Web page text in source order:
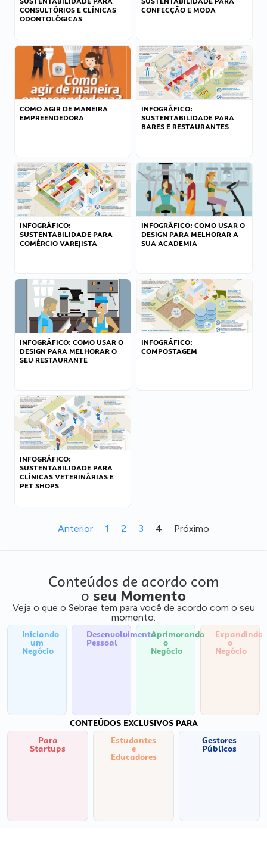
CONSULTÓRIOS E CLÍNICAS
ODONTOLÓGICAS
CONFECÇÃO E MODA
COMO AGIR DE MANEIRA
EMPREENDEDORA
INFOGRÁFICO:
SUSTENTABILIDADE PARA
BARES E RESTAURANTES
INFOGRÁFICO:
SUSTENTABILIDADE PARA
COMÉRCIO VAREJISTA
INFOGRÁFICO: COMO USAR O
DESIGN PARA MELHORAR A
SUA ACADEMIA
INFOGRÁFICO: COMO USAR O
DESIGN PARA MELHORAR O
SEU RESTAURANTE
INFOGRÁFICO:
COMPOSTAGEM
INFOGRÁFICO:
SUSTENTABILIDADE PARA
CLÍNICAS VETERINÁRIAS E
PET SHOPS
Anterior 1 2 3 4 Próximo
Conteúdos de acordo com
o seu Momento
Veja o que o Sebrae tem para você de acordo com o seu
momento:
Iniciando
um
Negócio
Desenvolvimento
Pessoal
Aprimorando
o
Negócio
Expandindo
o
Negócio
CONTEÚDOS EXCLUSIVOS PARA
Para
Startups
Estudantes
e
Educadores
Gestores
Públicos